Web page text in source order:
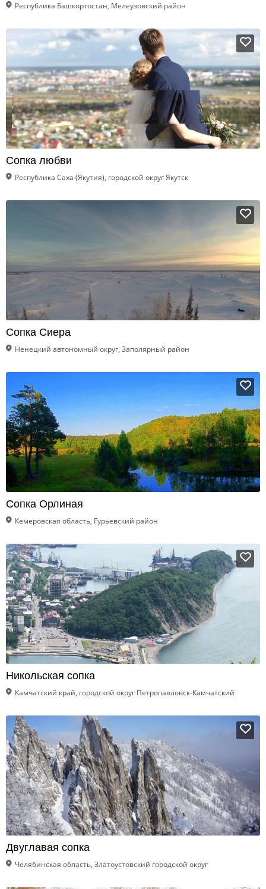
Республика Башкортостан, Мелеузовский район
Сопка любви
Республика Саха (Якутия), городской округ Якутск
Сопка Сиера
Ненецкий автономный округ, Заполярный район
Сопка Орлиная
Кемеровская область, Гурьевский район
Никольская сопка
Камчатский край, городской округ Петропавловск-Камчатский
Двуглавая сопка
Челябинская область, Златоустовский городской округ